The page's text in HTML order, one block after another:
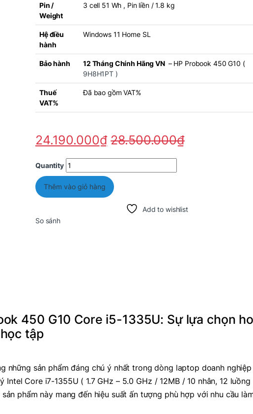
Pin /
Weight
3 cell 51 Wh , Pin liền / 1.8 kg
Hệ điều
hành
Windows 11 Home SL
Bảo hành 12 Tháng Chính Hãng VN – HP Probook 450 G10 (
9H8H1PT )
Thuế
VAT%
Đã bao gồm VAT%
24.190.000₫ 28.500.000₫
Quantity
Thêm vào giỏ hàng
Add to wishlist
So sánh
450 G10 Core i5-1335U: Sự lựa chọn
tập
những sản phẩm đáng chú ý nhất trong dòng laptop doanh nghiệp
Intel Core i7-1355U ( 1.7 GHz – 5.0 GHz / 12MB / 10 nhân, 12
sản phẩm này mang đến hiệu suất ấn tượng phù hợp với nhu cầu